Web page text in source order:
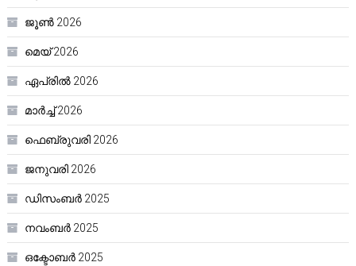
ജൂൺ 2026
മെയ്‌ 2026
ഏപ്രിൽ 2026
മാർച്ച്‌ 2026
ഫെബ്രുവരി 2026
ജനുവരി 2026
ഡിസംബർ 2025
നവംബർ 2025
ഒക്ടോബർ 2025